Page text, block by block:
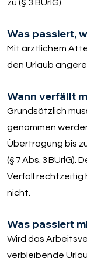
zu (§ 3 BUrlG).
Was passiert,
Mit ärztlichem
den Urlaub
Wann verfällt
Grundsätzlich
genommen
Übertragung bis
(§ 7 Abs. 3
Verfall rechtzeitig
nicht.
Was passiert
Wird das
verbleibende